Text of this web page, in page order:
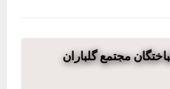
مجتمع گلباران